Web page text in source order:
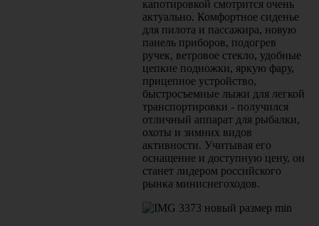
капотировкой смотрится очень
актуально. Комфортное сиденье
для пилота и пассажира, новую
панель приборов, подогрев
ручек, ветровое стекло, удобные
цепкие подножки, яркую фару,
прицепное устройство,
быстросъемные лыжи для легкой
транспортировки - получился
отличный аппарат для рыбалки,
охоты и зимних видов
активности. Учитывая его
оснащение и доступную цену, он
станет лидером российского
рынка миниснегоходов.